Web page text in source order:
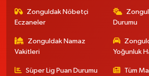
Zonguldak Nöbetçi
Eczaneler
Durumu
Zonguldak Namaz
Vakitleri
Yoğunluk
Süper Lig Puan Durumu Tüm